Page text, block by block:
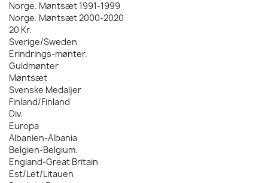
Norge. Møntsæt 1991-1999
Norge. Møntsæt 2000-2020
20 Kr.
Sverige/Sweden
Erindrings-mønter.
Guldmønter
Møntsæt
Svenske Medaljer
Finland/Finland
Div.
Europa
Albanien-Albania
Belgien-Belgium.
England-Great Britain
Est/Let/Litauen